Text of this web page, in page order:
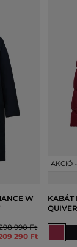
W
990 Ft
290 Ft
AKCIÓ
KABÁT